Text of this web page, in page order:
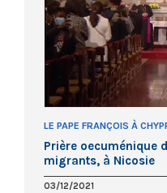
LE PAPE FRANÇOIS À
Prière oecuménique
migrants, à Nicosie
03/12/2021